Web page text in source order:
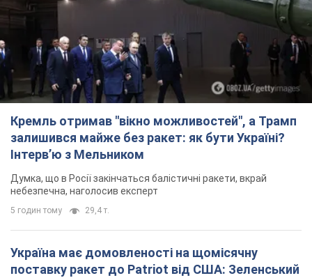
Кремль отримав "вікно можливостей", а Трамп
залишився майже без ракет: як бути Україні?
Інтерв’ю з Мельником
Думка, що в Росії закінчаться балістичні ракети, вкрай
небезпечна, наголосив експерт
5 годин тому 29,4 т.
Україна має домовленості на щомісячну
поставку ракет до Patriot від США: Зеленський